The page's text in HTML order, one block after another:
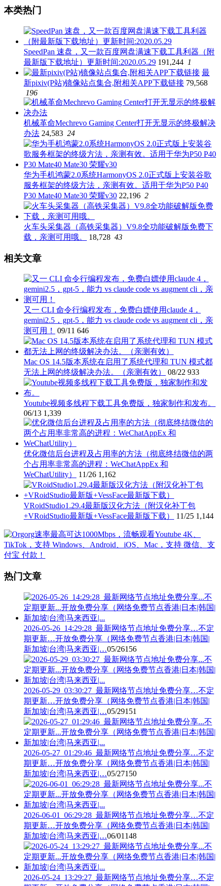
本类热门
SpeedPan 速盘，又一款百度网盘满速下载工具利器（附
最新版下载地址）更新时间:2020.05.29 191,244 1
最
新pixiv(P站)镜像站点集合,附相关APP下载链接 79,568
196
机械革命Mechrevo Gaming Center打开无显示的终极解决
办法 24,583 24
华为手机鸿蒙2.0系统HarmonyOS 2.0正式版上安装谷歌
服务框架的终级方法，亲测有效。适用于华为P50 P40
P30 Mate40 Mate30 荣耀v30 22,196 2
火车头采集器（高铁采集器）V9.8全功能破解版免费下
载，亲测可用哦。
18,728 43
相关文章
又一 CLI 命令行编程发布，免费白嫖使用claude 4，
gemini2.5，gpt-5，能力 vs claude code vs augment cli，亲
测可用！
09/11 646
Mac OS 14.5版本系统在启用了系统代理和 TUN 模式都
无法上网的终级解决办法。（亲测有效）
08/22 933
Youtube视频多线程下载工具免费版，独家制作和发布。
06/13 1,339
优化微信后台进程及占用率的方法（彻底终结微信的两
个占用率非常高的进程：WeChatAppEx 和
WeChatUtility）
11/26 1,162
VRoidStudio1.29.4最新版汉化方法（附汉化补丁包
+VRoidStudio最新版+VessFace最新版下载）
11/25 1,144
热门文章
2026-05-26_14:29:28_最新网络节点地址免费分享…不定
期更新…开放免费分享（网络免费节点香港|日本|韩国|
新加坡|台湾|马来西亚|…05/26156
2026-05-29_03:30:27_最新网络节点地址免费分享…不定
期更新…开放免费分享（网络免费节点香港|日本|韩国|
新加坡|台湾|马来西亚|…05/29151
2026-05-27_01:29:46_最新网络节点地址免费分享…不定
期更新…开放免费分享（网络免费节点香港|日本|韩国|
新加坡|台湾|马来西亚|…05/27150
2026-06-01_06:29:28_最新网络节点地址免费分享…不定
期更新…开放免费分享（网络免费节点香港|日本|韩国|
新加坡|台湾|马来西亚|…06/01 148
2026-05-24_13:29:27_最新网络节点地址免费分享…不定